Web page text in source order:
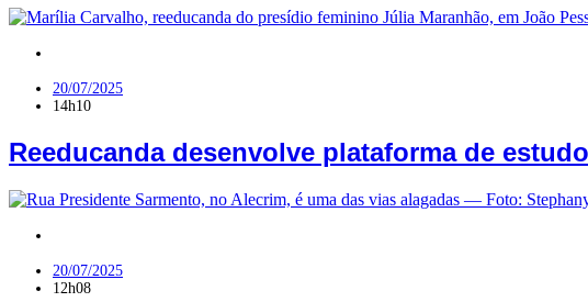
20/07/2025
14h10
Reeducanda desenvolve plataforma de
20/07/2025
12h08